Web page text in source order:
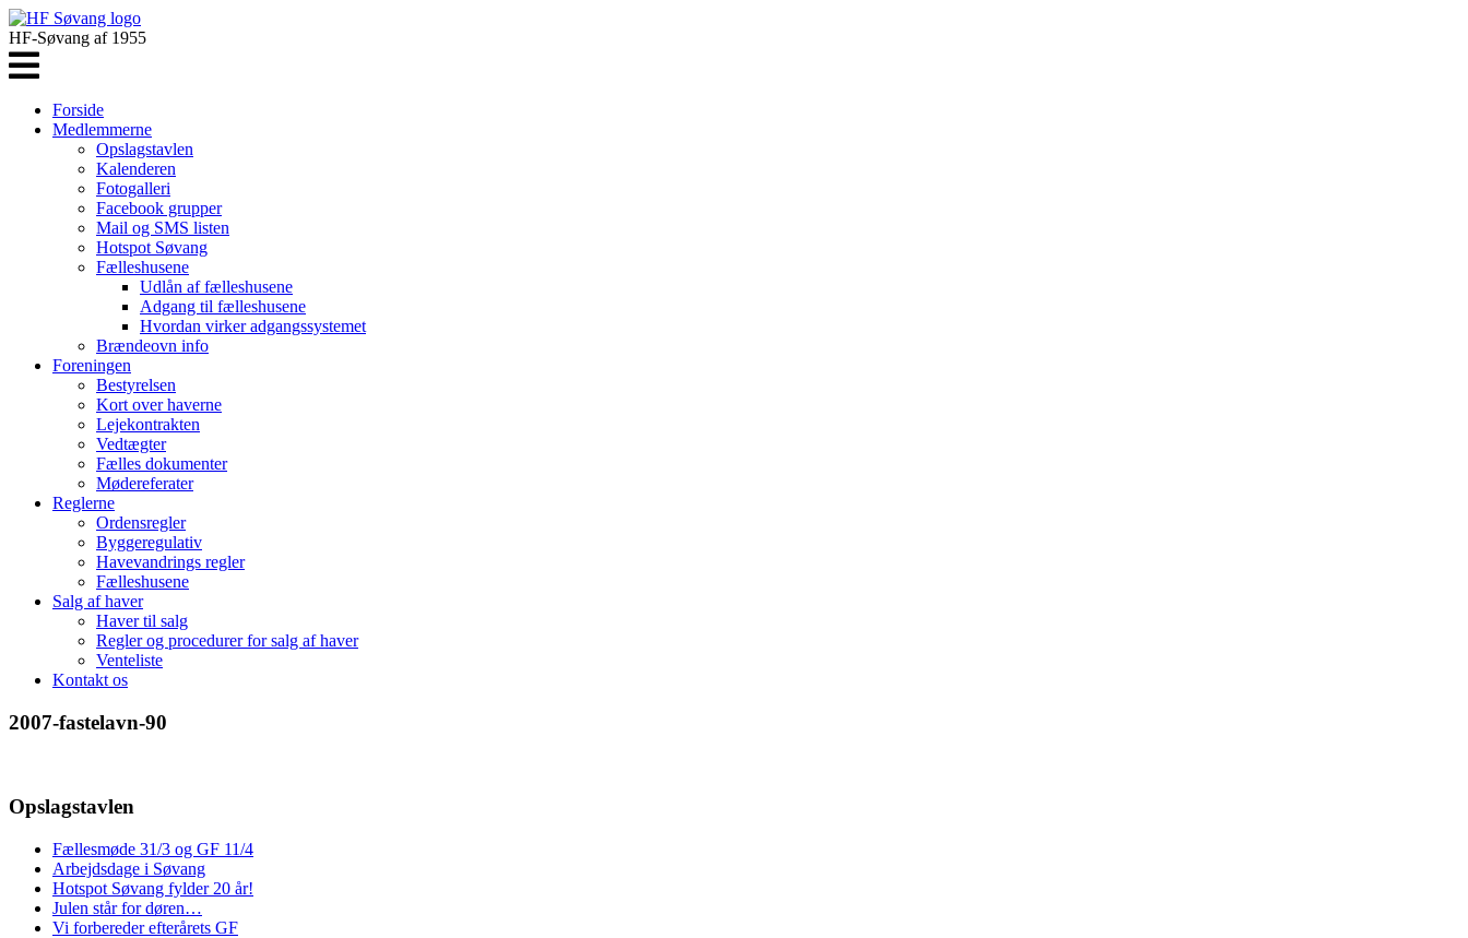
HF-Søvang af 1955
Forside
Medlemmerne
Opslagstavlen
Kalenderen
Fotogalleri
Facebook grupper
Mail og SMS listen
Hotspot Søvang
Fælleshusene
Udlån af fælleshusene
Adgang til fælleshusene
Hvordan virker adgangssystemet
Brændeovn info
Foreningen
Bestyrelsen
Kort over haverne
Lejekontrakten
Vedtægter
Fælles dokumenter
Mødereferater
Reglerne
Ordensregler
Byggeregulativ
Havevandrings regler
Fælleshusene
Salg af haver
Haver til salg
Regler og procedurer for salg af haver
Venteliste
Kontakt os
2007-fastelavn-90
Opslagstavlen
Fællesmøde 31/3 og GF 11/4
Arbejdsdage i Søvang
Hotspot Søvang fylder 20 år!
Julen står for døren…
Vi forbereder efterårets GF